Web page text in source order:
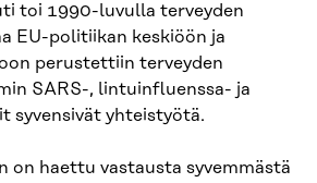
toi 1990-luvulla terveyden
EU-politiikan keskiöön ja
perustettiin terveyden
SARS-, lintuinfluenssa- ja
syvensivät yhteistyötä.
on haettu vastausta syvemmästä